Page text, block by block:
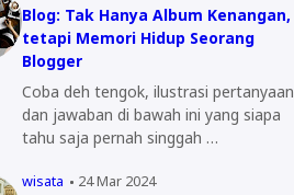
Blog: Tak Hanya Album Kenangan,
tetapi Memori Hidup Seorang
Blogger
Coba deh tengok, ilustrasi pertanyaan
dan jawaban di bawah ini yang siapa
tahu saja pernah singgah …
wisata 24 Mar 2024